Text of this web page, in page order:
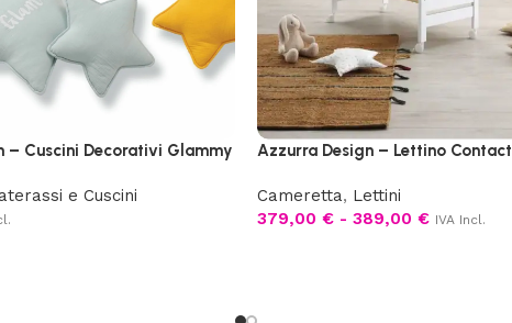
– Cuscini Decorativi Glammy
e Cuscini
Azzurra Design – Lettino Contact
Cameretta, Lettini
379,00 € - 389,00 € IVA Incl.